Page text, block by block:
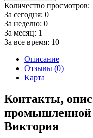
Количество просмотров:
За сегодня: 0
За неделю: 0
За месяц: 1
За все время: 10
Описание
Отзывы (0)
Карта
Контакты,
промышленной
Виктория